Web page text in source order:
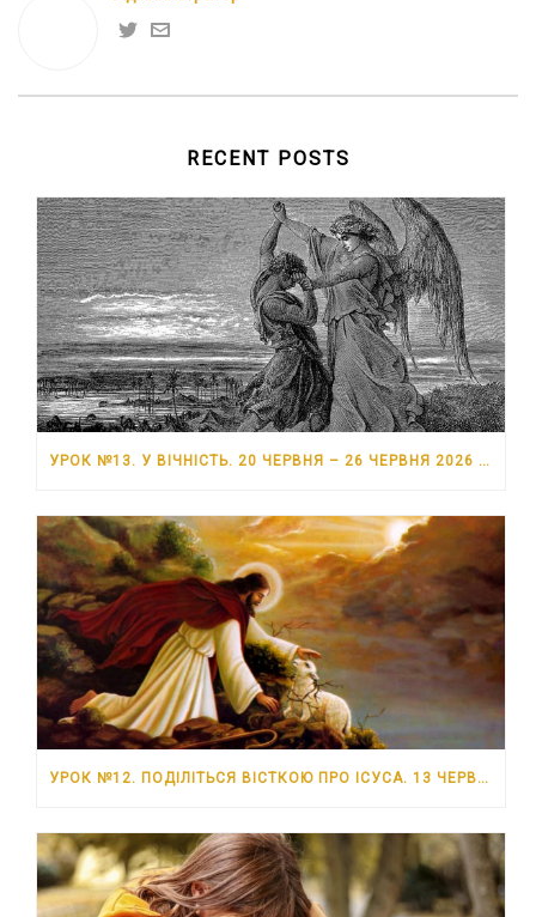
RECENT POSTS
УРОК №13. У ВІЧНІСТЬ. 20 ЧЕРВНЯ – 26 ЧЕРВНЯ 2026 РОКУ
УРОК №12. ПОДІЛІТЬСЯ ВІСТКОЮ ПРО ІСУСА. 13 ЧЕРВНЯ – 19 ЧЕРВНЯ 2026 РОКУ